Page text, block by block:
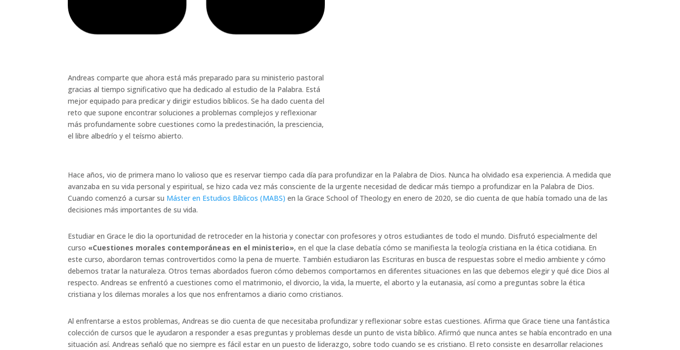
Andreas comparte que ahora está más preparado para su ministerio pastoral
gracias al tiempo significativo que ha dedicado al estudio de la Palabra. Está
mejor equipado para predicar y dirigir estudios bíblicos. Se ha dado cuenta del
reto que supone encontrar soluciones a problemas complejos y reflexionar
más profundamente sobre cuestiones como la predestinación, la presciencia,
el libre albedrío y el teísmo abierto.
Hace años, vio de primera mano lo valioso que es reservar tiempo cada día para profundizar en la Palabra de Dios. Nunca ha olvidado esa experiencia. A medida que
avanzaba en su vida personal y espiritual, se hizo cada vez más consciente de la urgente necesidad de dedicar más tiempo a profundizar en la Palabra de Dios.
Cuando comenzó a cursar su Máster en Estudios Bíblicos (MABS) en la Grace School of Theology en enero de 2020, se dio cuenta de que había tomado una de las
decisiones más importantes de su vida.
Estudiar en Grace le dio la oportunidad de retroceder en la historia y conectar con profesores y otros estudiantes de todo el mundo. Disfrutó especialmente del
curso «Cuestiones morales contemporáneas en el ministerio», en el que la clase debatía cómo se manifiesta la teología cristiana en la ética cotidiana. En
este curso, abordaron temas controvertidos como la pena de muerte. También estudiaron las Escrituras en busca de respuestas sobre el medio ambiente y cómo
debemos tratar la naturaleza. Otros temas abordados fueron cómo debemos comportarnos en diferentes situaciones en las que debemos elegir y qué dice Dios al
respecto. Andreas se enfrentó a cuestiones como el matrimonio, el divorcio, la vida, la muerte, el aborto y la eutanasia, así como a preguntas sobre la ética
cristiana y los dilemas morales a los que nos enfrentamos a diario como cristianos.
Al enfrentarse a estos problemas, Andreas se dio cuenta de que necesitaba profundizar y reflexionar sobre estas cuestiones. Afirma que Grace tiene una fantástica
colección de cursos que le ayudaron a responder a esas preguntas y problemas desde un punto de vista bíblico. Afirmó que nunca antes se había encontrado en una
situación así. Andreas señaló que no siempre es fácil estar en un puesto de liderazgo, sobre todo cuando se es cristiano. El reto consiste en desarrollar relaciones